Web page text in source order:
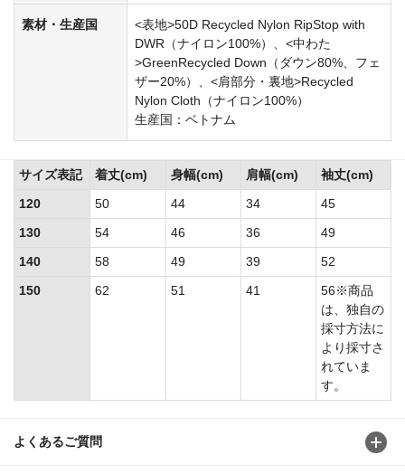
素材・生産国
<表地>50D Recycled Nylon RipStop with
DWR（ナイロン100%）、<中わた
>GreenRecycled Down（ダウン80%、フェ
ザー20%）、<肩部分・裏地>Recycled
Nylon Cloth（ナイロン100%）
生産国：ベトナム
よくあるご質問
サイズ表記 着丈(cm) 身幅(cm) 肩幅(cm)
袖丈(cm)
120
50 44 34
45
130
54 46 36
49
140
58 49 39
52
150
62 51 41
56※商品
は、独自の
採寸方法に
より採寸さ
れていま
す。